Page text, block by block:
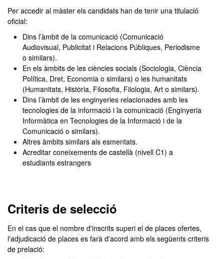
Per accedir al màster els candidats han de tenir una titulació
oficial:
Dins l’àmbit de la comunicació (Comunicació
Audiovisual, Publicitat i Relacions Públiques, Periodisme
o similars).
En els àmbits de les ciències socials (Sociologia, Ciència
Política, Dret, Economia o similars) o les humanitats
(Humanitats, Història, Filosofia, Filologia, Art o similars).
Dins l’àmbit de les enginyeries relacionades amb les
tecnologies de la informació i la comunicació (Enginyeria
Informàtica en Tecnologies de la Informació i de la
Comunicació o similars).
Altres àmbits similars als esmentats.
Acreditar coneixements de castellà (nivell C1) a
estudiants estrangers
Criteris de selecció
En el cas que el nombre d'inscrits superi el de places ofertes,
l'adjudicació de places es farà d'acord amb els següents criteris
de prelació: